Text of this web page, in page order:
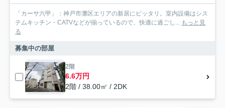
「カーサ六甲」：神戸市灘区エリアの新居にピッタリ。室内設備はシス
テムキッチン・CATVなどが揃っているので、快適に過ごし... もっと見
る
募集中の部屋
2階
6.6万円
2階 / 38.00㎡ / 2DK